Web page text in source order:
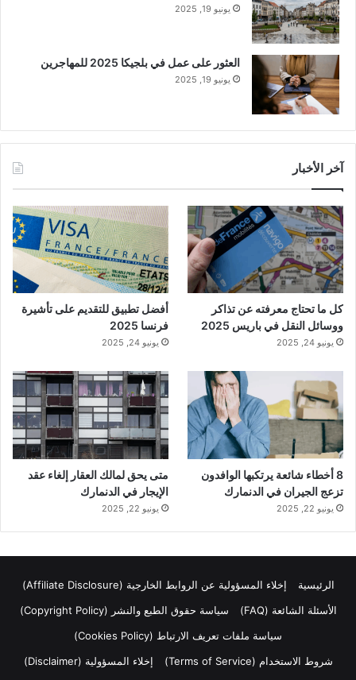
يونيو 19, 2025
العثور على عمل في بلجيكا 2025 للمهاجرين
يونيو 19, 2025
آخر الأخبار
كل ما تحتاج معرفته عن تذاكر
ووسائل النقل في باريس 2025
يونيو 24, 2025
أفضل تطبيق للتقديم على تأشيرة
فرنسا 2025
يونيو 24, 2025
8 أخطاء شائعة يرتكبها الوافدون
تزعج الجيران في الدنمارك
يونيو 22, 2025
متى يحق لمالك العقار إلغاء عقد
الإيجار في الدنمارك
يونيو 22, 2025
الرئيسية
إخلاء المسؤولية عن الروابط الخارجية (Affiliate Disclosure)
الأسئلة الشائعة (FAQ)
سياسة حقوق الطبع والنشر (Copyright Policy)
سياسة ملفات تعريف الارتباط (Cookies Policy)
شروط الاستخدام (Terms of Service)
إخلاء المسؤولية (Disclaimer)